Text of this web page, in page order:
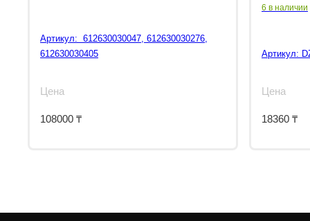
Артикул: 612630030047, 612630030276,
612630030405
Цена
108000 ₸
6 в наличии
Артикул:
Цена
18360 ₸